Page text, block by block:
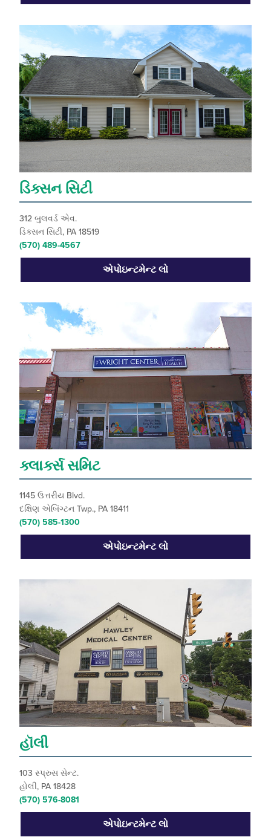
ડિક્સન સિટી
312 બુલવર્ડ એવ.
ડિક્સન સિટી, PA 18519
(570) 489-4567
એપોઇન્ટમેન્ટ લો
ક્લાર્ક્સ સમિટ
1145 ઉત્તરીય Blvd.
દક્ષિણ એબિંગ્ટન Twp., PA 18411
(570) 585-1300
એપોઇન્ટમેન્ટ લો
હૉલી
103 સ્પ્રુસ સેન્ટ.
હોલી, PA 18428
(570) 576-8081
એપોઇન્ટમેન્ટ લો